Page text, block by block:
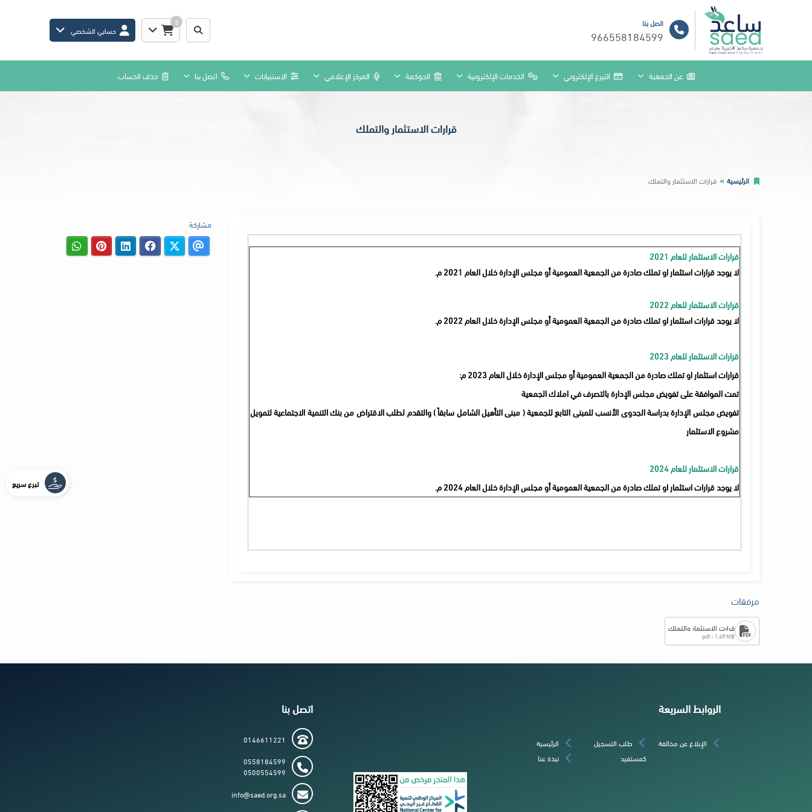
اتصل بنا
966558184599
0
حسابي الشخصي
عن الجمعية التبرع الإلكتروني الخدمات الإلكترونية الحوكمة المركز الإعلامي الاستبيانات اتصل بنا حذف الحساب
قرارات الاستثمار والتملك
الرئيسية قرارات الاستثمار والتملك
قرارات الاستثمار للعام 2021
لا يوجد قرارات استثمار او تملك صادرة من الجمعية العمومية أو مجلس الإدارة خلال العام 2021 م.
قرارات الاستثمار للعام 2022
لا يوجد قرارات استثمار او تملك صادرة من الجمعية العمومية أو مجلس الإدارة خلال العام 2022 م.
قرارات الاستثمار للعام 2023
قرارات استثمار او تملك صادرة من الجمعية العمومية أو مجلس الإدارة خلال العام 2023 م:
تمت الموافقة على تفويض مجلس الإدارة بالتصرف في املاك الجمعية
تفويض مجلس الإدارة بدراسة الجدوى الأنسب للمبنى التابع للجمعية ( مبنى التأهيل الشامل سابقاّ ) والتقدم لطلب الاقتراض من بنك التنمية الاجتماعية لتمويل
مشروع الاستثمار
قرارات الاستثمار للعام 2024
لا يوجد قرارات استثمار او تملك صادرة من الجمعية العمومية أو مجلس الإدارة خلال العام 2024 م.
مرفقات
قرارت الاسنثمار والتملك
pdf - 1.49 MB
مشاركة
الروابط السريعة
الإبلاغ عن مخالفة
طلب التسجيل
كمستفيد
الرئيسية
نبذة عنا
اتصل بنا
0146611221
0558184599
0500554599
info@saed.org.sa
تبرع سريع